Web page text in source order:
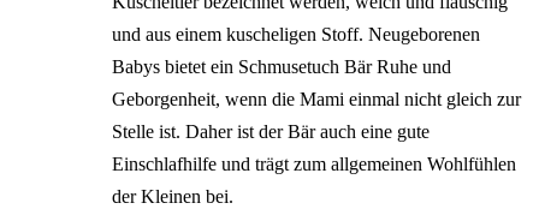
und aus einem kuscheligen Stoff. Neugeborenen
Babys bietet ein Schmusetuch Bär Ruhe und
Geborgenheit, wenn die Mami einmal nicht gleich zur
Stelle ist. Daher ist der Bär auch eine gute
Einschlafhilfe und trägt zum allgemeinen Wohlfühlen
der Kleinen bei.